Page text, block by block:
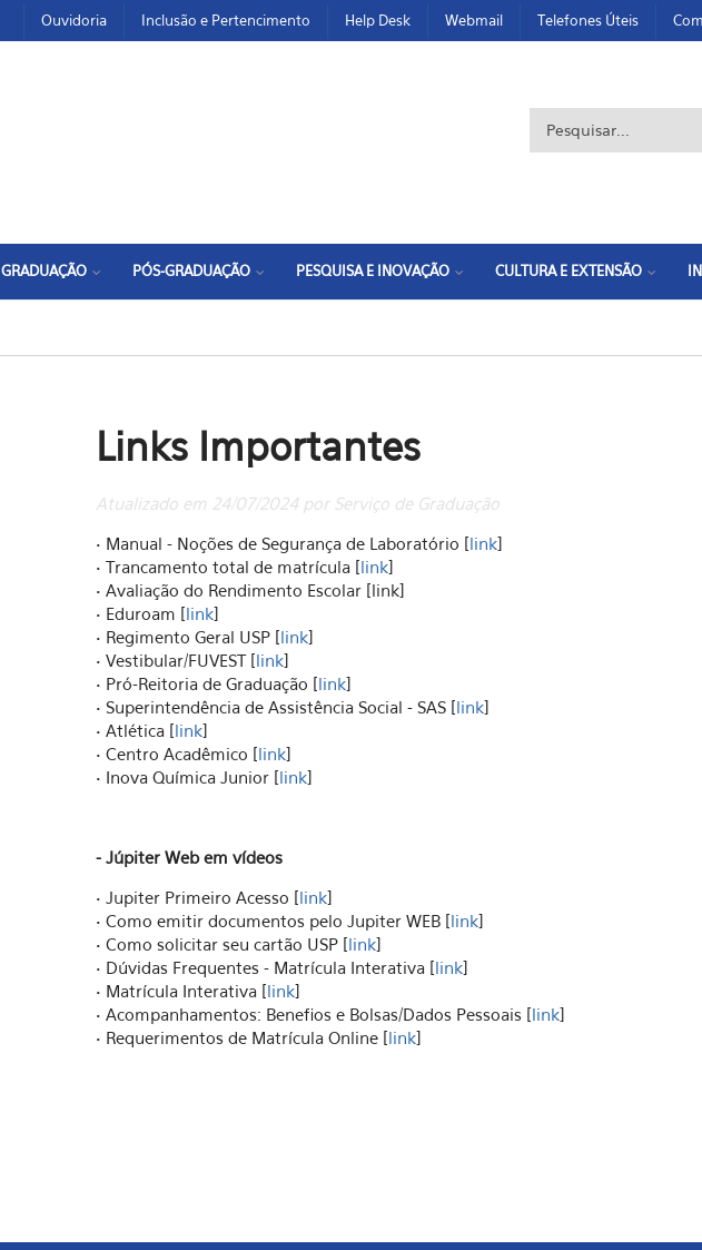
Ouvidoria Inclusão e Pertencimento Help Desk Webmail Telefones Úteis
Formulário
GRADUAÇÃO PÓS-GRADUAÇÃO PESQUISA E INOVAÇÃO CULTURA E EXTENSÃO
Links Importantes
Atualizado em 24/07/2024 por Serviço de Graduação
• Manual - Noções de Segurança de Laboratório [link]
• Trancamento total de matrícula [link]
• Avaliação do Rendimento Escolar [link]
• Eduroam [link]
• Regimento Geral USP [link]
• Vestibular/FUVEST [link]
• Pró-Reitoria de Graduação [link]
• Superintendência de Assistência Social - SAS [link]
• Atlética [link]
• Centro Acadêmico [link]
• Inova Química Junior [link]
- Júpiter Web em vídeos
• Jupiter Primeiro Acesso [link]
• Como emitir documentos pelo Jupiter WEB [link]
• Como solicitar seu cartão USP [link]
• Dúvidas Frequentes - Matrícula Interativa [link]
• Matrícula Interativa [link]
• Acompanhamentos: Benefios e Bolsas/Dados Pessoais [link]
• Requerimentos de Matrícula Online [link]